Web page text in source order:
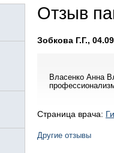
Отзыв
Зобкова Г.Г.,
Власенко Анна
Страница врача:
Другие отзывы